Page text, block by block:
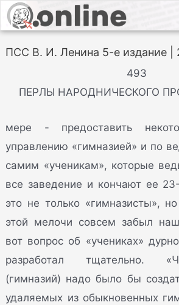
ПСС В. И. Ленина 5-е издание |
493
ПЕРЛЫ НАРОДНИЧЕСКОГО
мере - предоставить
управлению «гимназией» и по
самим «ученикам», которые
все заведение и кончают ее
это не только «гимназисты»,
этой мелочи совсем забыл
вот вопрос об «учениках»
разработал тщательно.
(гимназий) надо было бы
удаляемых из обыкновенных